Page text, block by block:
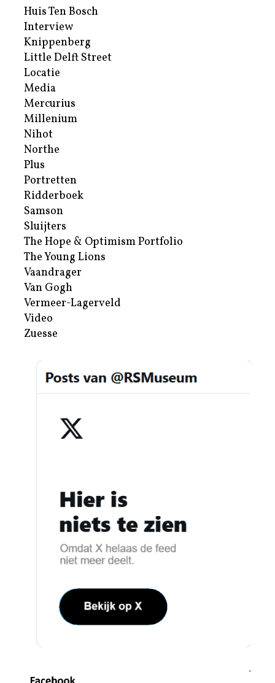
Huis Ten Bosch
Interview
Knippenberg
Little Delft Street
Locatie
Media
Mercurius
Millenium
Nihot
Northe
Plus
Portretten
Ridderboek
Samson
Sluijters
The Hope & Optimism Portfolio
The Young Lions
Vaandrager
Van Gogh
Vermeer-Lagerveld
Video
Zuesse